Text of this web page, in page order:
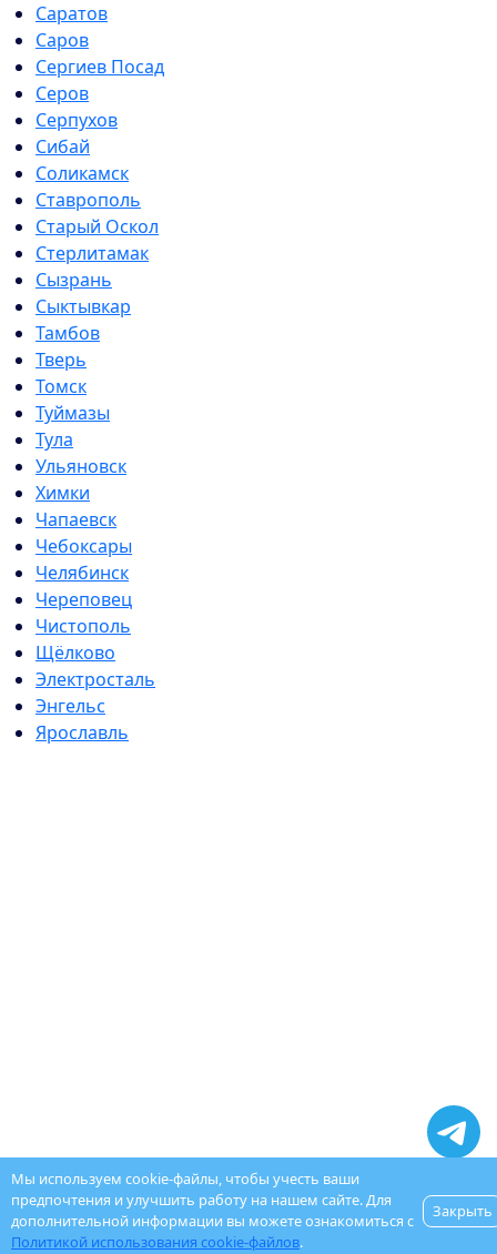
Саратов
Саров
Сергиев Посад
Серов
Серпухов
Сибай
Соликамск
Ставрополь
Старый Оскол
Стерлитамак
Сызрань
Сыктывкар
Тамбов
Тверь
Томск
Туймазы
Тула
Ульяновск
Химки
Чапаевск
Чебоксары
Челябинск
Череповец
Чистополь
Щёлково
Электросталь
Энгельс
Ярославль
Мы используем cookie-файлы, чтобы учесть ваши
предпочтения и улучшить работу на нашем сайте. Для
дополнительной информации вы можете ознакомиться с
Политикой использования cookie-файлов.
Закрыть